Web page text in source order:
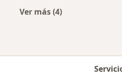
Ver más (4)